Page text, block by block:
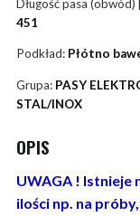
Długość pasa (obwód)
451
Podkład: Płótno
Grupa: PASY
STAL/INOX
OPIS
UWAGA ! Istnieje
ilości np. na